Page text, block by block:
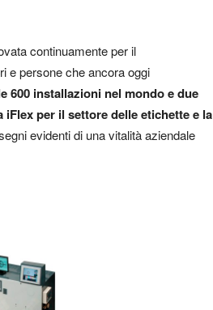
continuamente per il
e persone che ancora oggi
600 installazioni nel mondo e due
per il settore delle etichette e la
evidenti di una vitalità aziendale